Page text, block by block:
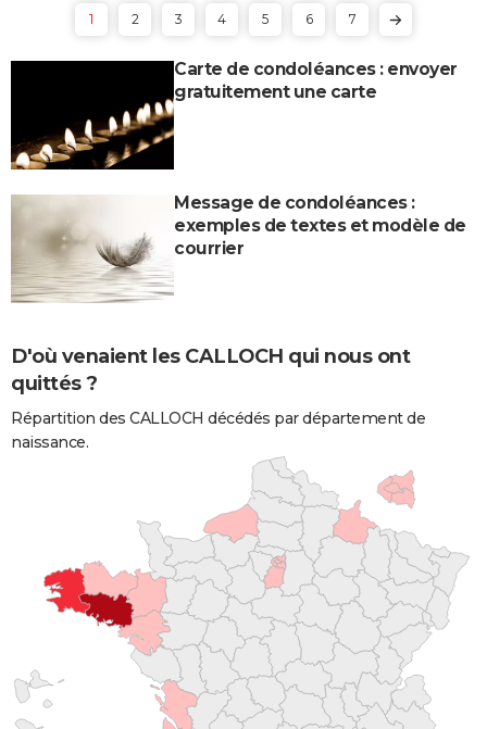
1 2 3 4 5 6 7
Carte de condoléances : envoyer
gratuitement une carte
Message de condoléances :
exemples de textes et modèle de
courrier
D'où venaient les CALLOCH qui nous ont
quittés ?
Répartition des CALLOCH décédés par département de
naissance.